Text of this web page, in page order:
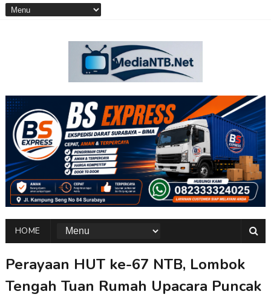
HOME
Perayaan HUT ke-67 NTB, Lombok
Tengah Tuan Rumah Upacara Puncak